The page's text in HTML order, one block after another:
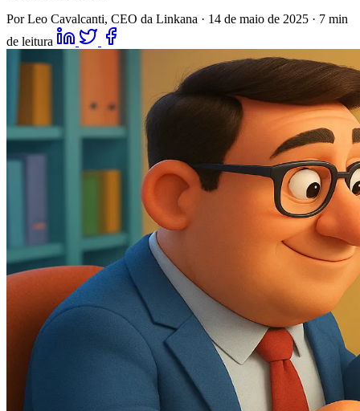
Por Leo Cavalcanti, CEO da Linkana · 14 de maio de 2025 · 7 min
de leitura